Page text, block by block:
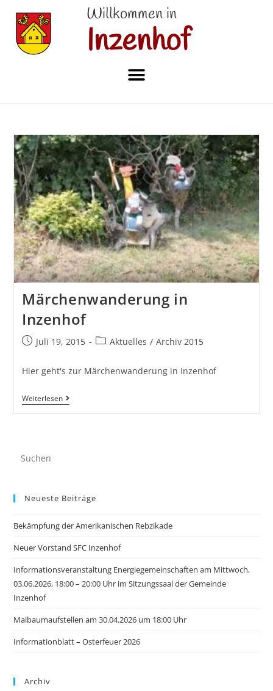
Willkommen in
Inzenhof
Märchenwanderung in
Inzenhof
Juli 19, 2015 Aktuelles / Archiv 2015
Hier geht's zur Märchenwanderung in Inzenhof
Weiterlesen
Neueste Beiträge
Bekämpfung der Amerikanischen Rebzikade
Neuer Vorstand SFC Inzenhof
Informationsveranstaltung Energiegemeinschaften am Mittwoch,
03.06.2026, 18:00 – 20:00 Uhr im Sitzungssaal der Gemeinde
Inzenhof
Maibaumaufstellen am 30.04.2026 um 18:00 Uhr
Informationblatt – Osterfeuer 2026
Archiv